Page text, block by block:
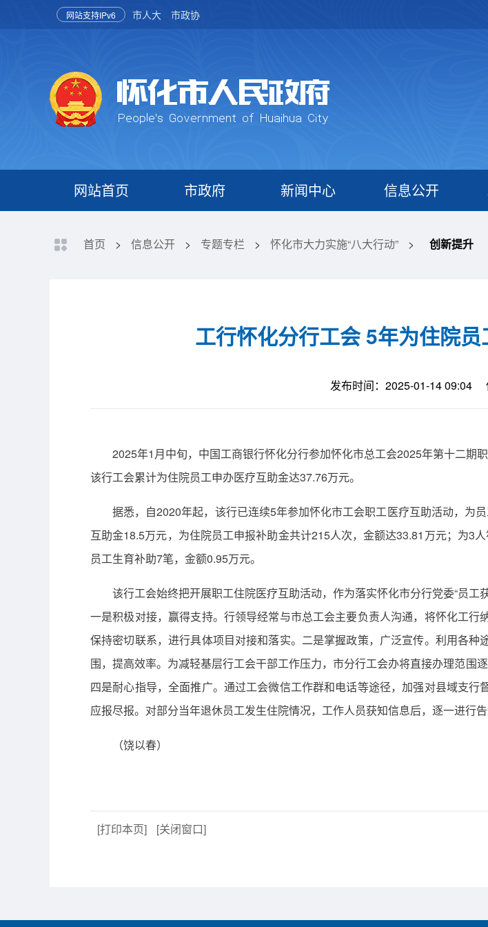
网站支持IPv6 市人大 市政协
网站首页 市政府 新闻中心 信息公开
首页 > 信息公开 > 专题专栏 > 怀化市大力实施“八大行动” > 创新提升
工行怀化分行工会 5年为住院
发布时间：2025-01-14 09:04
2025年1月中旬，中国工商银行怀化分行参加怀化市总工会2025年第十二期
该行工会累计为住院员工申办医疗互助金达37.76万元。
据悉，自2020年起，该行已连续5年参加怀化市工会职工医疗互助活动，为
互助金18.5万元，为住院员工申报补助金共计215人次，金额达33.81万元；为3
员工生育补助7笔，金额0.95万元。
该行工会始终把开展职工住院医疗互助活动，作为落实怀化市分行党委“员工
一是积极对接，赢得支持。行领导经常与市总工会主要负责人沟通，将怀化工
保持密切联系，进行具体项目对接和落实。二是掌握政策，广泛宣传。利用各
围，提高效率。为减轻基层行工会干部工作压力，市分行工会办将直接办理范围
四是耐心指导，全面推广。通过工会微信工作群和电话等途径，加强对县域支行
应报尽报。对部分当年退休员工发生住院情况，工作人员获知信息后，逐一进行
（饶以春）
[打印本页] [关闭窗口]